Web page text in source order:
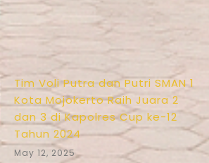
Tim Voli Putra dan Putri SMAN 1
Kota Mojokerto Raih Juara 2
dan 3 di Kapolres Cup ke-12
Tahun 2024
May 12, 2025